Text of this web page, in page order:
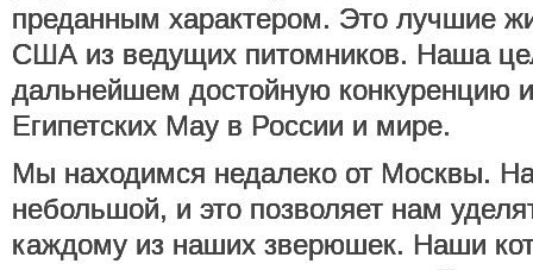
преданным характером. Это лучшие
США из ведущих питомников. Наша
дальнейшем достойную конкуренцию
Египетских Мау в России и мире.
Мы находимся недалеко от Москвы.
небольшой, и это позволяет нам
каждому из наших зверюшек. Наши